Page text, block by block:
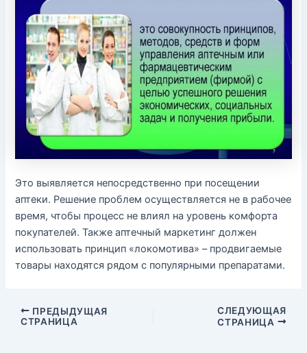
Это выявляется непосредственно при посещении
аптеки. Решение проблем осуществляется не в рабочее
время, чтобы процесс не влиял на уровень комфорта
покупателей. Также аптечный маркетинг должен
использовать принцип «локомотива» – продвигаемые
товары находятся рядом с популярными препаратами.
ПРЕДЫДУЩАЯ
СТРАНИЦА
СЛЕДУЮЩАЯ
СТРАНИЦА